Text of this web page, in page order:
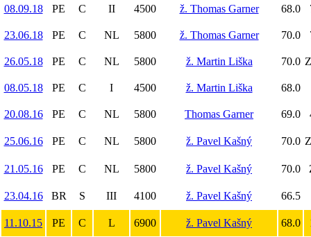
08.09.18 PE C II 4500 ž. Thomas Garner 68.0
23.06.18 PE C NL 5800 ž. Thomas Garner 70.0
26.05.18 PE C NL 5800 ž. Martin Liška 70.0
08.05.18 PE C I 4500 ž. Martin Liška 68.0
20.08.16 PE C NL 5800 Thomas Garner 69.0
25.06.16 PE C NL 5800 ž. Pavel Kašný 70.0
21.05.16 PE C NL 5800 ž. Pavel Kašný 70.0
23.04.16 BR S III 4100 ž. Pavel Kašný 66.5
11.10.15 PE C L 6900 ž. Pavel Kašný 68.0